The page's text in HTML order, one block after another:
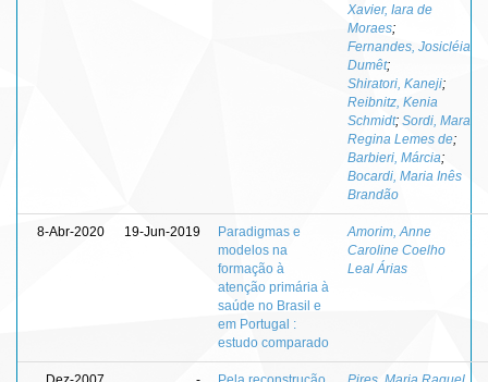
Xavier, Iara de
Moraes;
Fernandes, Josicléia
Dumêt;
Shiratori, Kaneji;
Reibnitz, Kenia
Schmidt; Sordi, Mara
Regina Lemes de;
Barbieri, Márcia;
Bocardi, Maria Inês
Brandão
8-Abr-2020 19-Jun-2019
Paradigmas e
modelos na
formação à
atenção primária à
saúde no Brasil e
em Portugal :
estudo comparado
Amorim, Anne
Caroline Coelho
Leal Árias